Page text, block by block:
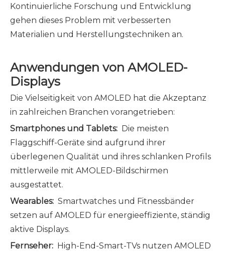
Kontinuierliche Forschung und Entwicklung
gehen dieses Problem mit verbesserten
Materialien und Herstellungstechniken an.
Anwendungen von AMOLED-
Displays
Die Vielseitigkeit von AMOLED hat die Akzeptanz
in zahlreichen Branchen vorangetrieben:
Smartphones und Tablets: Die meisten
Flaggschiff-Geräte sind aufgrund ihrer
überlegenen Qualität und ihres schlanken Profils
mittlerweile mit AMOLED-Bildschirmen
ausgestattet.
Wearables: Smartwatches und Fitnessbänder
setzen auf AMOLED für energieeffiziente, ständig
aktive Displays.
Fernseher: High-End-Smart-TVs nutzen AMOLED